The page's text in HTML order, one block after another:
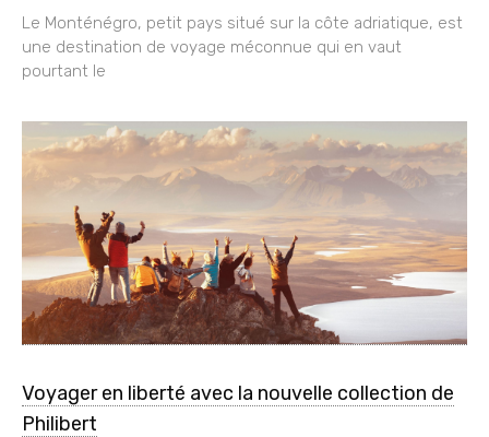
Le Monténégro, petit pays situé sur la côte adriatique, est
une destination de voyage méconnue qui en vaut
pourtant le
Voyager en liberté avec la nouvelle collection de
Philibert